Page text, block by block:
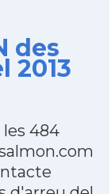
des
2013
les 484